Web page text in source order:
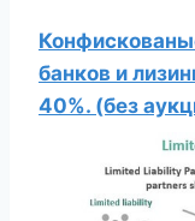
банков и
40%. (без